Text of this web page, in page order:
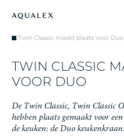
/Twin Classic maakt plaats voor Duo
TWIN CLASSIC M
VOOR DUO
De Twin Classic, Twin Classic O
hebben plaats gemaakt voor een
de keuken: de Duo keukenkraan.